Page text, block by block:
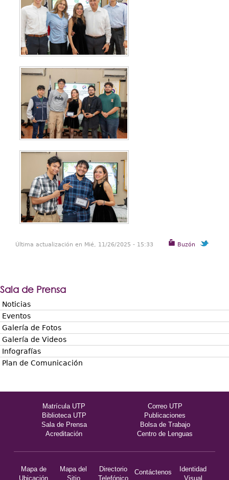
Buzón
Última actualización en Mié, 11/26/2025 - 15:33
Sala de Prensa
Noticias
Eventos
Galería de Fotos
Galería de Videos
Infografías
Plan de Comunicación
Matrícula UTP
Correo UTP
Biblioteca UTP
Publicaciones
Sala de Prensa
Bolsa de Trabajo
Acreditación
Centro de Lenguas
Mapa de
Ubicación
Mapa del
Sitio
Directorio
Telefónico
Contáctenos
Identidad
Visual